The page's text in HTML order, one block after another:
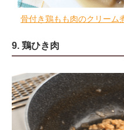
骨付き鶏もも肉のクリーム
9. 鶏ひき肉